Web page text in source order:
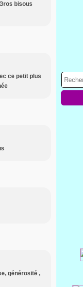
bisous
ce petit plus
générosité ,